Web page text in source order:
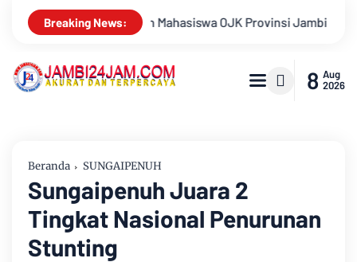
Breaking News:
2026, Unjuk Kreativitas di Taman Banjuran Budayo,
8 Aug
2026
Beranda SUNGAIPENUH
Sungaipenuh Juara 2
Tingkat Nasional Penurunan
Stunting